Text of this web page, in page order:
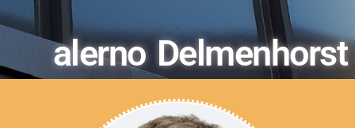
alerno Delmenhorst